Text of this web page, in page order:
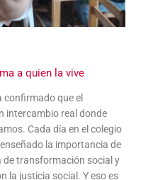
a quien la vive
confirmado que el
intercambio real donde
Cada día en el colegio
la importancia de
de transformación social y
la justicia social. Y eso es